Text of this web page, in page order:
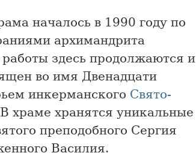
началось в 1990 году по
архимандрита
здесь продолжаются и
во имя Двенадцати
инкерманского Свято-
храме хранятся уникальные
преподобного Сергия
Василия.